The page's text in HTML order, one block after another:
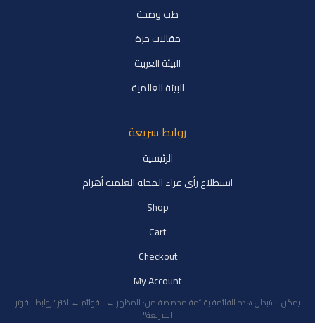
طب وصحة
مقالات حرة
البيئة العربية
البيئة العالمية
روابط سريعة
الرئيسية
استطلاع رأي قراء المجلة العلمية أهرام
Shop
Cart
Checkout
My Account
يمكن استبدال هذه القائمة بقائمة مخصصة من: المظهر ← القوائم ← اختر "روابط الفوتر
السريعة"